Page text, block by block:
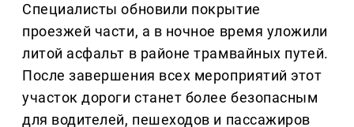
Специалисты обновили покрытие
проезжей части, а в ночное время уложили
литой асфальт в районе трамвайных путей.
После завершения всех мероприятий этот
участок дороги станет более безопасным
для водителей, пешеходов и пассажиров